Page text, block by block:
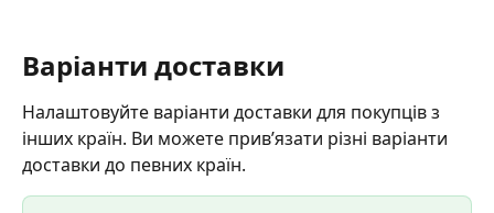
Варіанти доставки
Налаштовуйте варіанти доставки для покупців з
інших країн. Ви можете привʼязати різні варіанти
доставки до певних країн.